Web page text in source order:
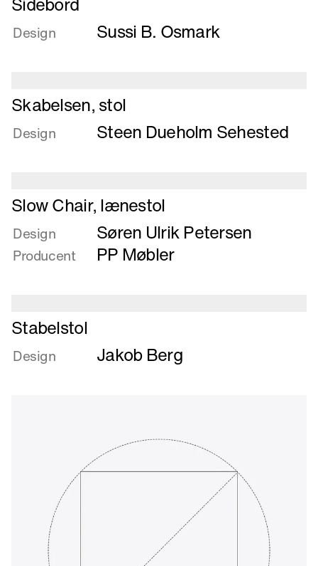
mere
om
Design Sussi B. Osmark
Læs
mere
om
Skabelsen, stol
Design Steen Dueholm Sehested
Læs
mere
om
Slow
Chair,
Slow Chair, lænestol
Design Søren Ulrik Petersen
Producent PP Møbler
Læs
mere
om
Stabelstol
Design Jakob Berg